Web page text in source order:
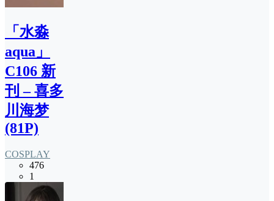
「水淼
aqua」
C106 新
刊 – 喜多
川海梦
(81P)
COSPLAY
476
1